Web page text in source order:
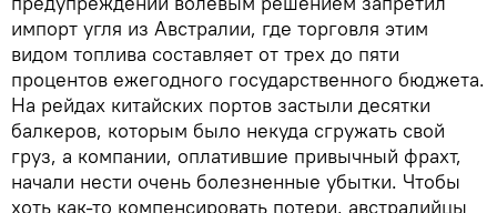
импорт угля из Австралии, где торговля этим
видом топлива составляет от трех до пяти
процентов ежегодного государственного бюджета.
На рейдах китайских портов застыли десятки
балкеров, которым было некуда сгружать свой
груз, а компании, оплатившие привычный фрахт,
начали нести очень болезненные убытки. Чтобы
хоть как-то компенсировать потери, австралийцы